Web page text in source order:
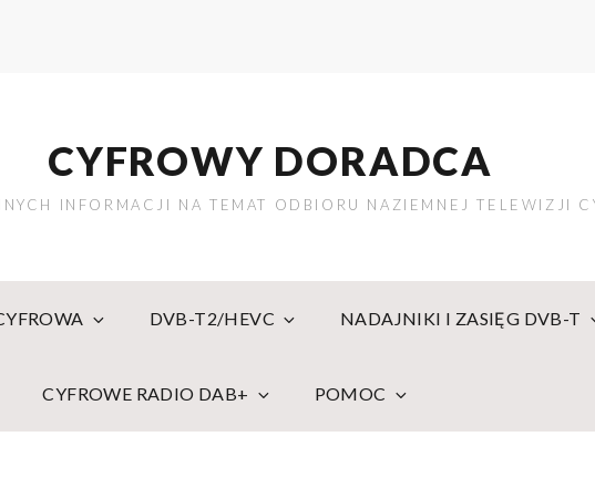
CYFROWY DORADCA
INFORMACJI NA TEMAT ODBIORU NAZIEMNEJ TELEWIZJI
DVB-T2/HEVC NADAJNIKI I ZASIĘG DVB-T
CYFROWE RADIO DAB+ POMOC